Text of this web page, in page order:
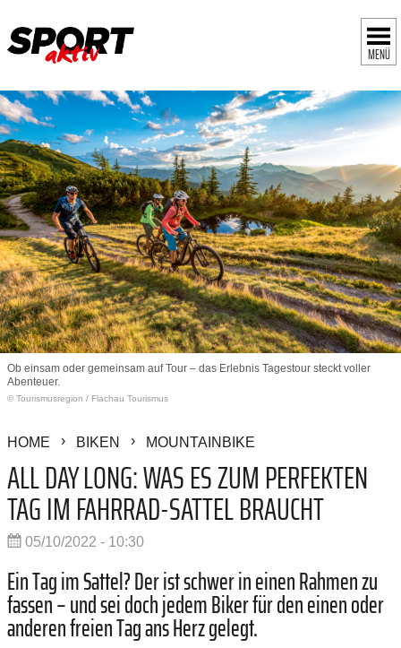
MENÜ
Ob einsam oder gemeinsam auf Tour – das Erlebnis Tagestour steckt voller
Abenteuer.
© Tourismusregion / Flachau Tourismus
HOME BIKEN MOUNTAINBIKE
ALL DAY LONG: WAS ES ZUM PERFEKTEN
TAG IM FAHRRAD-SATTEL BRAUCHT
05/10/2022 - 10:30
Ein Tag im Sattel? Der ist schwer in einen Rahmen zu
fassen – und sei doch jedem Biker für den einen oder
anderen freien Tag ans Herz gelegt.